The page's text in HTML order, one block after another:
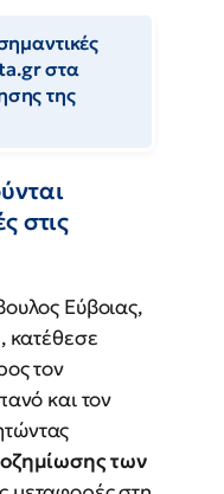
στα
της
στις
Εύβοιας,
, κατέθεσε
τον
και τον
των